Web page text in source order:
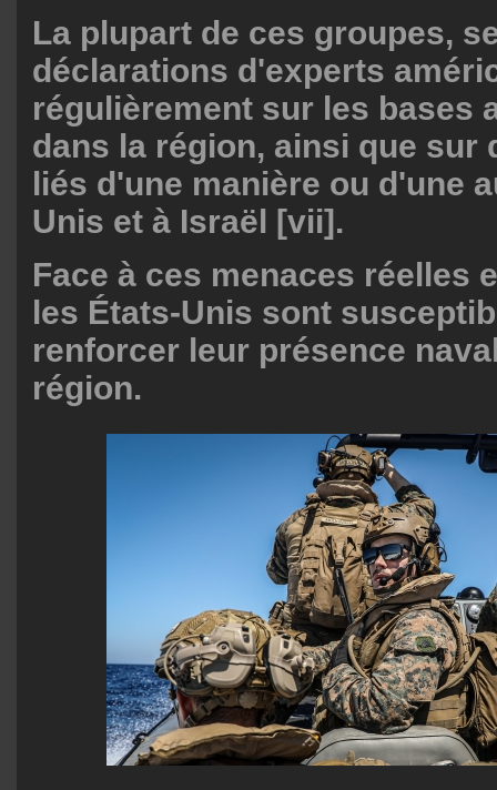
La plupart de ces groupes,
déclarations d'experts
régulièrement sur les bases
dans la région, ainsi que sur
liés d'une manière ou d'une
Unis et à Israël [vii].
Face à ces menaces réelles
les États-Unis sont
renforcer leur présence
région.